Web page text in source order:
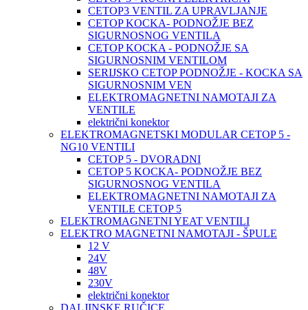
CETOP3 VENTIL ZA UPRAVLJANJE
CETOP KOCKA- PODNOŽJE BEZ
SIGURNOSNOG VENTILA
CETOP KOCKA - PODNOŽJE SA
SIGURNOSNIM VENTILOM
SERIJSKO CETOP PODNOŽJE - KOCKA SA
SIGURNOSNIM VEN
ELEKTROMAGNETNI NAMOTAJI ZA
VENTILE
električni konektor
ELEKTROMAGNETSKI MODULAR CETOP 5 -
NG10 VENTILI
CETOP 5 - DVORADNI
CETOP 5 KOCKA- PODNOŽJE BEZ
SIGURNOSNOG VENTILA
ELEKTROMAGNETNI NAMOTAJI ZA
VENTILE CETOP 5
ELEKTROMAGNETNI YEAT VENTILI
ELEKTRO MAGNETNI NAMOTAJI - ŠPULE
12 V
24V
48V
230V
električni konektor
DALJINSKE RUČICE